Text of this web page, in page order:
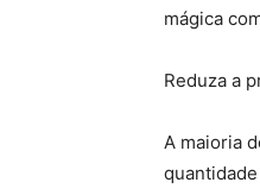
mágica
Reduza a
A maioria